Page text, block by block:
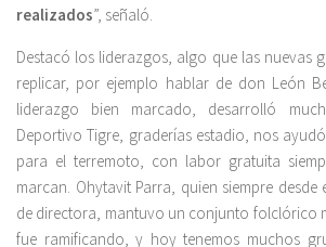
realizados”, señaló.
Destacó los liderazgos, algo que las nuevas
replicar, por ejemplo hablar de don León
liderazgo bien marcado, desarrolló
Deportivo Tigre, graderías estadio, nos
para el terremoto, con labor gratuita
marcan. Ohytavit Parra, quien siempre
de directora, mantuvo un conjunto folclórico
fue ramificando, y hoy tenemos muchos